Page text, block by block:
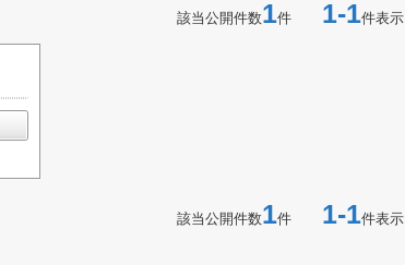
該当公開件数1件 1-1件表示
該当公開件数1件 1-1件表示